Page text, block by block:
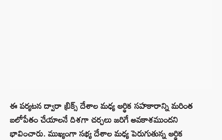
ఈ పర్యటన ద్వారా బ్రిక్స్ దేశాల మధ్య ఆర్థిక సహకారాన్ని మరింత
బలోపేతం చేయాలనే దిశగా చర్చలు జరిగే అవకాశముందని
భావించారు. ముఖ్యంగా సభ్య దేశాల మధ్య పెరుగుతున్న ఆర్థిక